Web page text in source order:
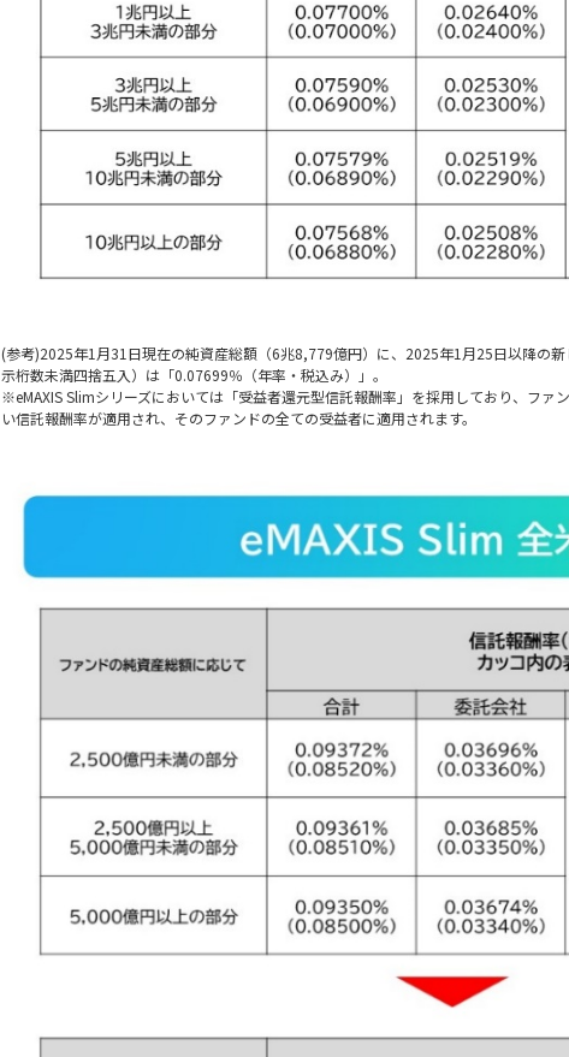
(参考)2025年1月31日現在の純資産総額（6兆8,779億円）に、2025年1月25日以降の
示桁数未満四捨五入）は「0.07699％（年率・税込み）」。
※eMAXIS Slimシリーズにおいては「受益者還元型信託報酬率」を採用しており、ファ
い信託報酬率が適用され、そのファンドの全ての受益者に適用されます。